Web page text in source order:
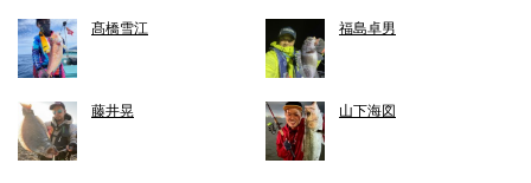
髙橋雪江 福島卓男
藤井晃 山下海図